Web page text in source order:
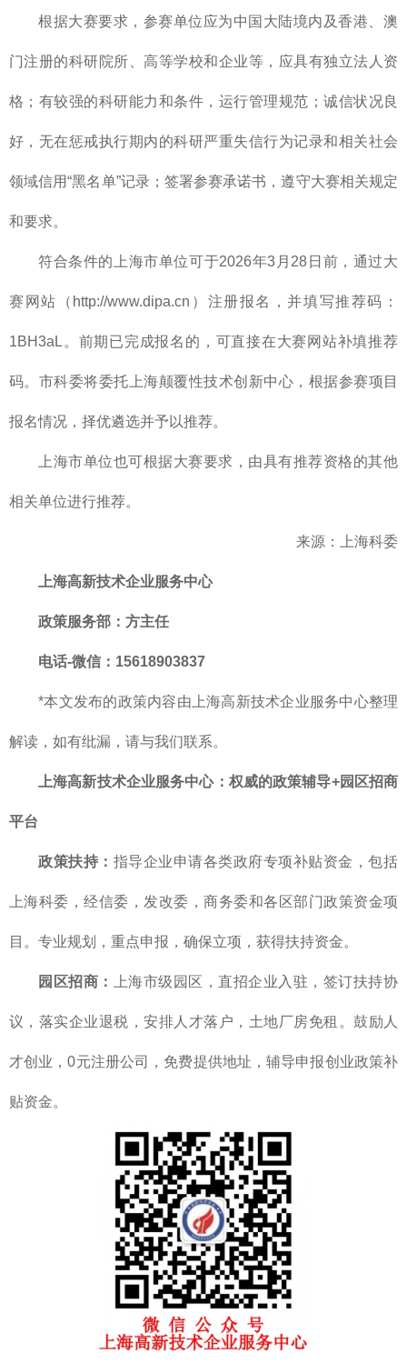
根据大赛要求，参赛单位应为中国大陆境内及香港、澳
门注册的科研院所、高等学校和企业等，应具有独立法人资
格；有较强的科研能力和条件，运行管理规范；诚信状况良
好，无在惩戒执行期内的科研严重失信行为记录和相关社会
领域信用“黑名单”记录；签署参赛承诺书，遵守大赛相关规定
和要求。
符合条件的上海市单位可于2026年3月28日前，通过大
赛网站（http://www.dipa.cn）注册报名，并填写推荐码：
1BH3aL。前期已完成报名的，可直接在大赛网站补填推荐
码。市科委将委托上海颠覆性技术创新中心，根据参赛项目
报名情况，择优遴选并予以推荐。
上海市单位也可根据大赛要求，由具有推荐资格的其他
相关单位进行推荐。
来源：上海科委
上海高新技术企业服务中心
政策服务部 ：方主任
电话-微信：15618903837
*本文发布的政策内容由上海高新技术企业服务中心整理
解读，如有纰漏，请与我们联系。
上海高新技术企业服务中心：权威的政策辅导+园区招商
平台
政策扶持： 指导企业申请各类政府专项补贴资金，包括
上海科委，经信委，发改委，商务委和各区部门政策资金项
目。专业规划，重点申报，确保立项，获得扶持资金。
园区招商： 上海市级园区，直招企业入驻，签订扶持协
议，落实企业退税，安排人才落户，土地厂房免租。鼓励人
才创业，0元注册公司，免费提供地址，辅导申报创业政策补
贴资金。